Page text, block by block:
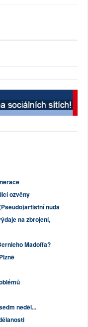
ozvěny
nuda
na zbrojení,
Madoffa?
neděl...